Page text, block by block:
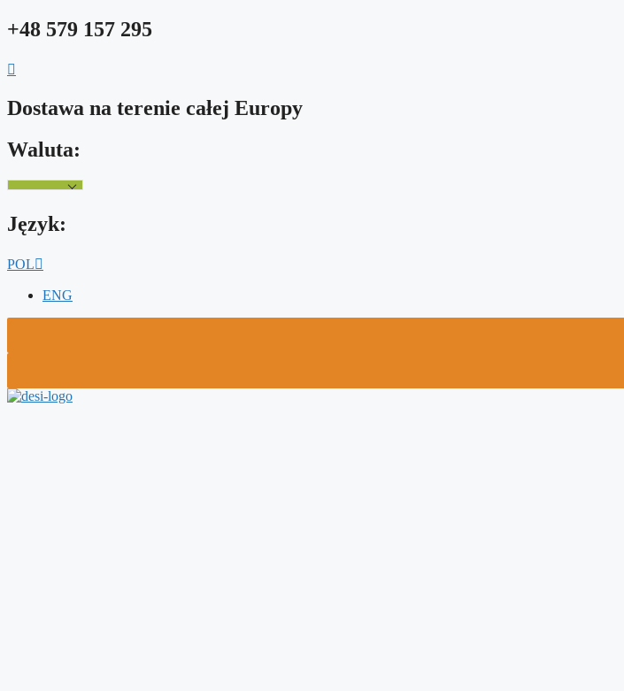
Przejdź
+48 579 157 295
Dostawa na terenie całej Europy
Waluta:
Język:
POL
ENG